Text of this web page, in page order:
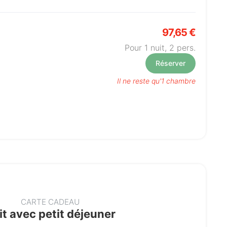
97,65 €
Pour 1 nuit, 2 pers.
Réserver
Il ne reste qu'1 chambre
CARTE CADEAU
avec petit déjeuner